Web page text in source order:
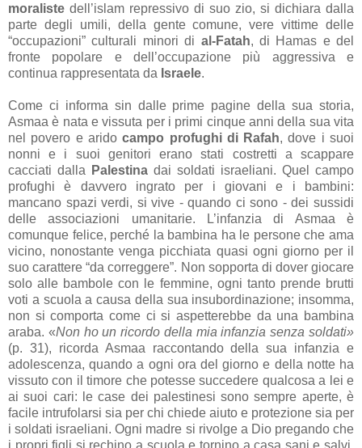
moraliste dell’islam repressivo di suo zio, si dichiara dalla
parte degli umili, della gente comune, vere vittime delle
“occupazioni” culturali minori di al-Fatah, di Hamas e del
fronte popolare e dell’occupazione più aggressiva e
continua rappresentata da Israele.
Come ci informa sin dalle prime pagine della sua storia,
Asmaa è nata e vissuta per i primi cinque anni della sua vita
nel povero e aridocampo profughi di Rafah, dove i suoi
nonni e i suoi genitori erano stati costretti a scappare
cacciati dalla
Palestina dai soldati israeliani. Quel campo
profughi è davvero ingrato per i giovani e i bambini:
mancano spazi verdi, si vive - quando ci sono - dei sussidi
delle associazioni umanitarie. L’infanzia di Asmaa è
comunque felice, perché la bambina ha le persone che ama
vicino, nonostante venga picchiata quasi ogni giorno per il
suo carattere “da correggere”. Non sopporta di dover giocare
solo alle bambole con le femmine, ogni tanto prende brutti
voti a scuola a causa della sua insubordinazione; insomma,
non si comporta come ci si aspetterebbe da una bambina
araba. «Non ho un ricordo della mia infanzia senza soldati»
(p. 31), ricorda Asmaa raccontando della sua infanzia e
adolescenza, quando a ogni ora del giorno e della notte ha
vissuto con il timore che potesse succedere qualcosa a lei e
ai suoi cari: le case dei palestinesi sono sempre aperte, è
facile intrufolarsi sia per chi chiede aiuto e protezione sia per
i soldati israeliani. Ogni madre si rivolge a Dio pregando che
i propri figli si rechino a scuola e tornino a casa sani e salvi,